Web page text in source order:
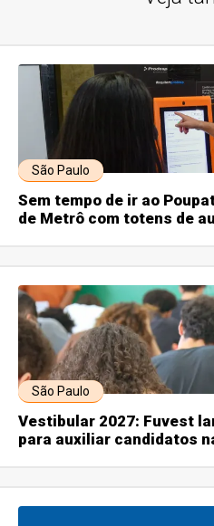
São Paulo
Sem tempo de ir ao
de Metrô com totens de
São Paulo
Vestibular 2027: Fuvest
para auxiliar candidatos